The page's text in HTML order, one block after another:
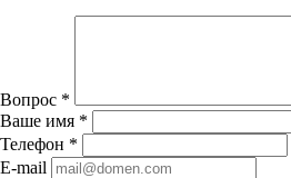
Вопрос *
Ваше имя *
Телефон *
E-mail